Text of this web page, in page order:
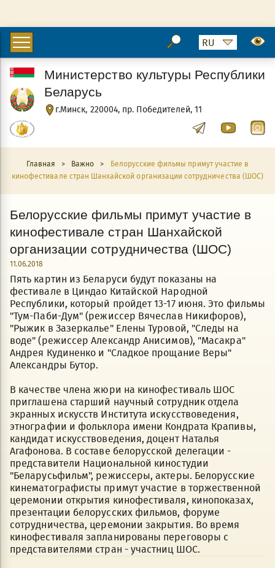
г.Минск, 220004, пр. Победителей, 11
Министерство культуры Республики
Беларусь
Главная > Важно >
Белорусские фильмы примут участие в
кинофестивале стран Шанхайской организации сотрудничества (ШОС)
Белорусские фильмы примут участие в
кинофестивале стран Шанхайской
организации сотрудничества (ШОС)
11.06.2018
Пять картин из Беларуси будут показаны на
фестивале в Циндао Китайской Народной
Республики, который пройдет 13-17 июня. Это фильмы
"Тум-Паби-Дум" (режиссер Вячеслав Никифоров),
"Рыжик в Зазеркалье" Елены Туровой, "Следы на
воде" (режиссер Александр Анисимов), "Масакра"
Андрея Кудиненко и "Сладкое прощание Веры"
Александры Бутор.
В качестве члена жюри на кинофестиваль ШОС
приглашена старший научный сотрудник отдела
экранных искусств Института искусствоведения,
этнографии и фольклора имени Кондрата Крапивы,
кандидат искусствоведения, доцент Наталья
Агафонова. В составе белорусской делегации -
представители Национальной киностудии
"Беларусьфильм", режиссеры, актеры. Белорусские
кинематографисты примут участие в торжественной
церемонии открытия кинофестиваля, кинопоказах,
презентации белорусских фильмов, форуме
сотрудничества, церемонии закрытия. Во время
кинофестиваля запланированы переговоры с
представителями стран - участниц ШОС.